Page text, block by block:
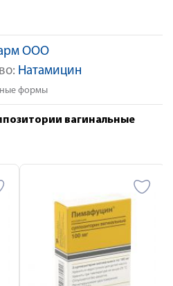
ООО
Натамицин
формы
вагинальные